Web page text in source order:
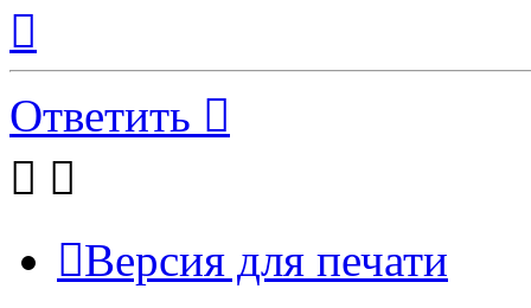
началу
Ответить
Версия для печати